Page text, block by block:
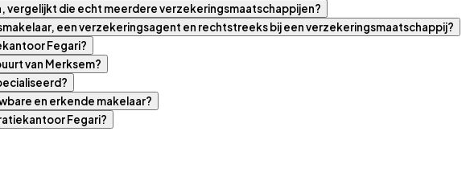
vergelijkt die echt meerdere verzekeringsmaatschappijen?
een verzekeringsagent en rechtstreeks bij een verzekeringsmaatschappij?
Fegari?
van Merksem?
en erkende makelaar?
Fegari?